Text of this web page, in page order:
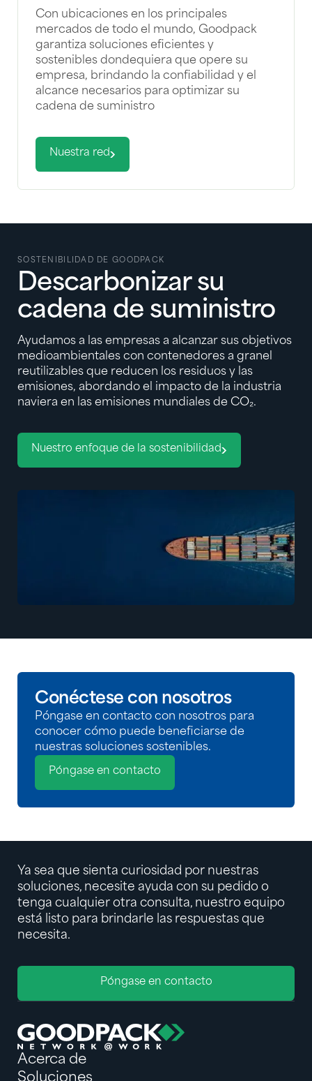
Con ubicaciones en los principales
mercados de todo el mundo, Goodpack
garantiza soluciones eficientes y
sostenibles dondequiera que opere su
empresa, brindando la confiabilidad y el
alcance necesarios para optimizar su
cadena de suministro
Nuestra red
SOSTENIBILIDAD DE GOODPACK
Descarbonizar su
cadena de suministro
Ayudamos a las empresas a alcanzar sus objetivos
medioambientales con contenedores a granel
reutilizables que reducen los residuos y las
emisiones, abordando el impacto de la industria
naviera en las emisiones mundiales de CO₂.
Nuestro enfoque de la sostenibilidad
Conéctese con nosotros
Póngase en contacto con nosotros para
conocer cómo puede beneficiarse de
nuestras soluciones sostenibles.
Póngase en contacto
Acerca de
Soluciones
Ya sea que sienta curiosidad por nuestras
soluciones, necesite ayuda con su pedido o
tenga cualquier otra consulta, nuestro equipo
está listo para brindarle las respuestas que
necesita.
Póngase en contacto